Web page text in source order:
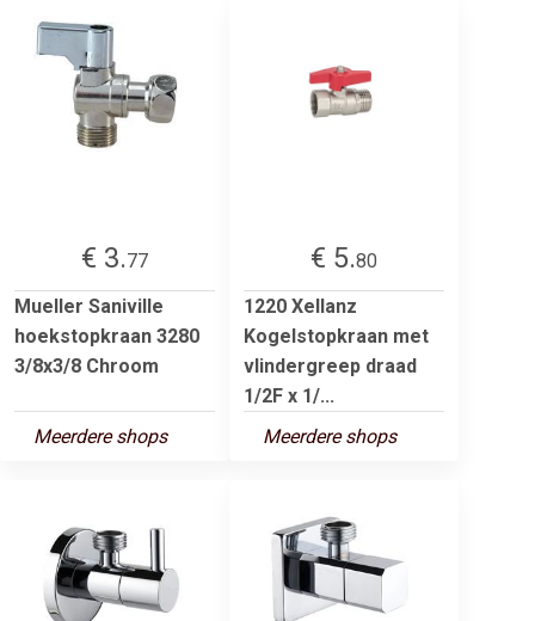
€ 3.77
Mueller Saniville
hoekstopkraan 3280
3/8x3/8 Chroom
Meerdere shops
€ 5.80
1220 Xellanz
Kogelstopkraan met
vlindergreep draad
1/2F x 1/...
Meerdere shops